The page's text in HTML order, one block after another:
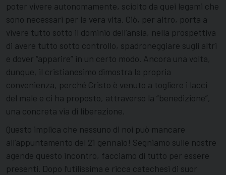
poter vivere autonomamente, sciolto da quei legami che
sono necessari per la vera vita. Ciò, per altro, porta a
vivere tutto sotto il dominio dell’ansia, nella prospettiva
di avere tutto sotto controllo, spadroneggiare sugli altri
e dover “apparire” in un certo modo. Ancora una volta,
dunque, il cristianesimo dimostra la propria
convenienza, perché Cristo è venuto a togliere i lacci
del male e ci ha proposto, attraverso la “benedizione”,
una concreta via di liberazione.
Questo implica che nessuno di noi può mancare
all’appuntamento del 21 gennaio! Segniamo sulle nostre
agende questo incontro, facciamo di tutto per essere
presenti. Dopo l’utilissima e ricca catechesi di suor